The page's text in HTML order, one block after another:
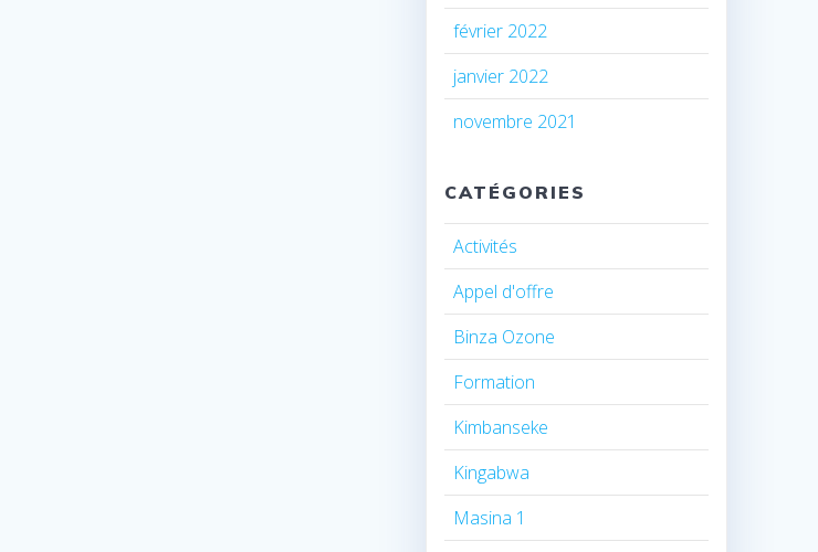
février 2022
janvier 2022
novembre 2021
CATÉGORIES
Activités
Appel d'offre
Binza Ozone
Formation
Kimbanseke
Kingabwa
Masina 1